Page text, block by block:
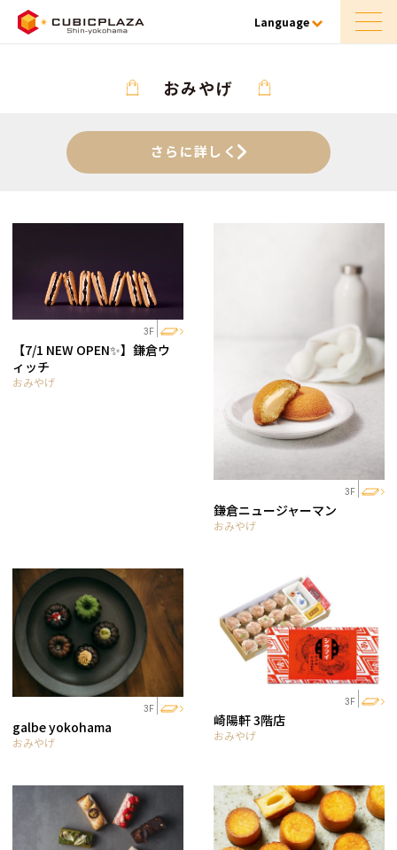
Language
おみやげ
さらに詳しく
3F
【7/1 NEW OPEN✨】鎌倉ウ
ィッチ
おみやげ
3F
鎌倉ニュージャーマン
おみやげ
3F
galbe yokohama
おみやげ
3F
崎陽軒 3階店
おみやげ